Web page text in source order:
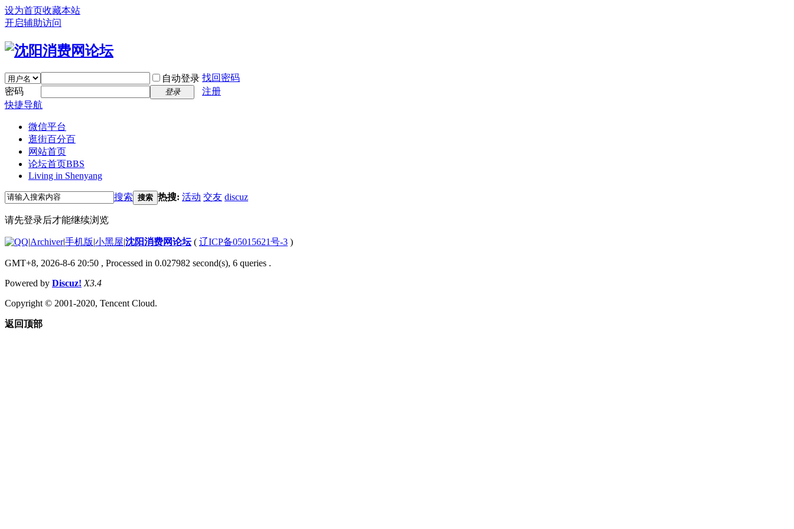
设为首页收藏本站
开启辅助访问
自动登录 找回密码
密码
登录
注册
快捷导航
微信平台
逛街百分百
网站首页
论坛首页BBS
Living in Shenyang
搜索 搜索 热搜: 活动 交友 discuz
请先登录后才能继续浏览
|Archiver|手机版|小黑屋|沈阳消费网论坛( 辽ICP备05015621号-3 )
GMT+8, 2026-8-6 20:50 , Processed in 0.027982 second(s), 6 queries .
Powered by Discuz! X3.4
Copyright © 2001-2020, Tencent Cloud.
返回顶部